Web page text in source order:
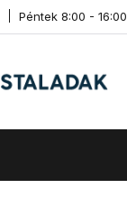
Péntek 8:00 - 16:00